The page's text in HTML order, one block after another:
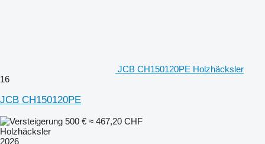
JCB CH150120PE Holzhäcksler
16
JCB CH150120PE
500 € ≈ 467,20 CHF
Holzhäcksler
2026